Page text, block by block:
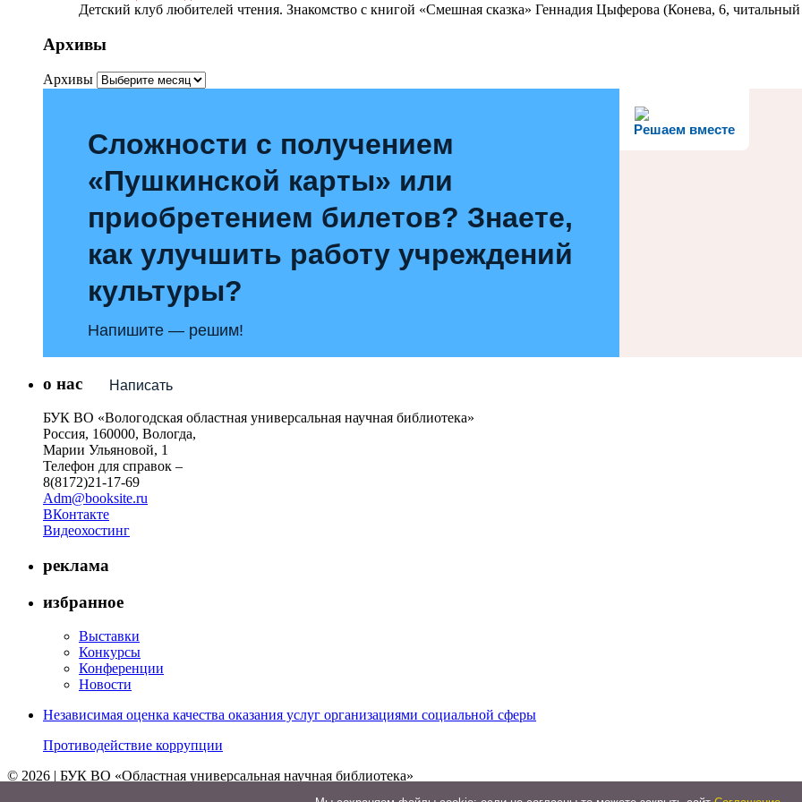
Детский клуб любителей чтения. Знакомство с книгой «Смешная сказка» Геннадия Цыферова (Конева, 6, читальный
Архивы
Архивы
Решаем вместе
Сложности с получением
«Пушкинской карты» или
приобретением билетов? Знаете,
как улучшить работу учреждений
культуры?
Напишите — решим!
Написать
о нас
БУК ВО «Вологодская областная универсальная научная библиотека»
Россия, 160000, Вологда,
Марии Ульяновой, 1
Телефон для справок –
8(8172)21-17-69
Adm@booksite.ru
ВКонтакте
Видеохостинг
реклама
избранное
Выставки
Конкурсы
Конференции
Новости
Независимая оценка качества оказания услуг организациями социальной сферы
Противодействие коррупции
© 2026 | БУК ВО «Областная универсальная научная библиотека»